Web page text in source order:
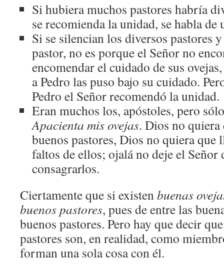
Si hubiera muchos pastores habría
se recomienda la unidad, se habla de
Si se silencian los diversos pastores
pastor, no es porque el Señor no
encomendar el cuidado de sus
a Pedro las puso bajo su cuidado.
Pedro el Señor recomendó la unidad.
Eran muchos los, apóstoles, pero
Apacienta mis ovejas. Dios no
buenos pastores, Dios no quiera que
faltos de ellos; ojalá no deje el Señor
consagrarlos.
Ciertamente que si existenbuenas
buenos pastores, pues de entre las
buenos pastores. Pero hay que decir
pastores son, en realidad, como
forman una sola cosa con él.